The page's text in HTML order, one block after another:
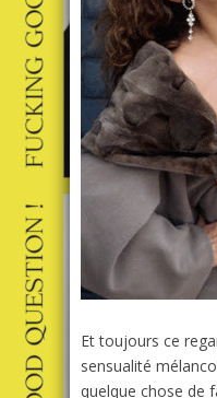
Et toujours ce
sensualité
quelque chose de